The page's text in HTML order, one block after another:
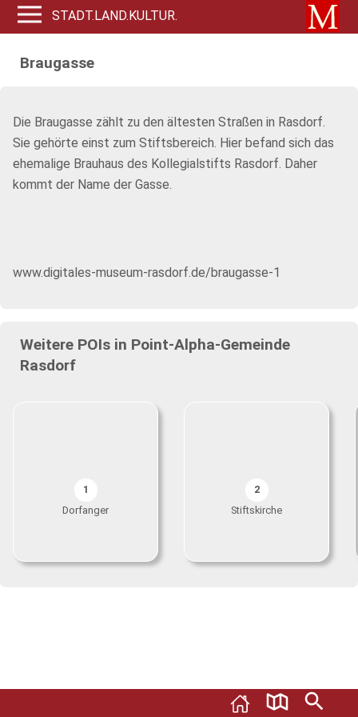
STADT.LAND.KULTUR.
Braugasse
Die Braugasse zählt zu den ältesten Straßen in Rasdorf.
Sie gehörte einst zum Stiftsbereich. Hier befand sich das
ehemalige Brauhaus des Kollegialstifts Rasdorf. Daher
kommt der Name der Gasse.
www.digitales-museum-rasdorf.de/braugasse-1
Weitere POIs in Point-Alpha-Gemeinde
Rasdorf
1
Dorfanger
2
Stiftskirche